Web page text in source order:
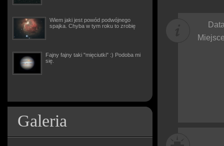
Wiem jaki jest powód podwójnego
spajka. Chyba w tym roku to zrobię
Fajny fajny taki "mięciutki" :) Podoba mi
się.
Galeria